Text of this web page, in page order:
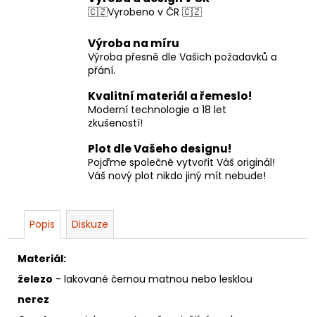
🇨🇿Vyrobeno v ČR 🇨🇿
Výroba na míru
Výroba přesně dle Vašich požadavků a
přání.
Kvalitní materiál a řemeslo!
Moderní technologie a 18 let
zkušeností!
Plot dle Vašeho designu!
Pojďme společně vytvořit Váš originál!
Váš nový plot nikdo jiný mít nebude!
Popis Diskuze
Materiál:
železo - lakované černou matnou nebo lesklou
nerez